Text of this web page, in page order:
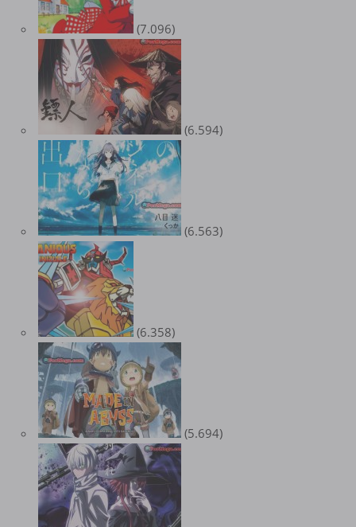
(7.096)
(6.594)
(6.563)
(6.358)
(5.694)